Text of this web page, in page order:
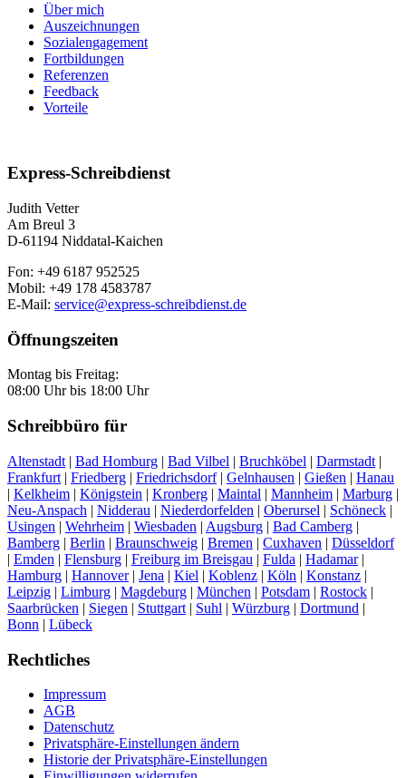
Über mich
Auszeichnungen
Sozialengagement
Fortbildungen
Referenzen
Feedback
Vorteile
Express-Schreibdienst
Judith Vetter
Am Breul 3
D-61194 Niddatal-Kaichen
Fon: +49 6187 952525
Mobil: +49 178 4583787
E-Mail: service@express-schreibdienst.de
Öffnungszeiten
Montag bis Freitag:
08:00 Uhr bis 18:00 Uhr
Schreibbüro für
Altenstadt | Bad Homburg | Bad Vilbel | Bruchköbel | Darmstadt |
Frankfurt | Friedberg | Friedrichsdorf| Gelnhausen | Gießen | Hanau
| Kelkheim | Königstein | Kronberg | Maintal | Mannheim | Marburg |
Neu-Anspach | Nidderau | Niederdorfelden | Oberursel | Schöneck |
Usingen | Wehrheim | Wiesbaden | Augsburg | Bad Camberg |
Bamberg | Berlin | Braunschweig | Bremen | Cuxhaven | Düsseldorf
| Emden | Flensburg | Freiburg im Breisgau | Fulda | Hadamar|
Hamburg | Hannover| Jena | Kiel | Koblenz | Köln | Konstanz |
Leipzig | Limburg | Magdeburg | München | Potsdam | Rostock |
Saarbrücken | Siegen | Stuttgart | Suhl | Würzburg | Dortmund |
Bonn | Lübeck
Rechtliches
Impressum
AGB
Datenschutz
Privatsphäre-Einstellungen ändern
Historie der Privatsphäre-Einstellungen